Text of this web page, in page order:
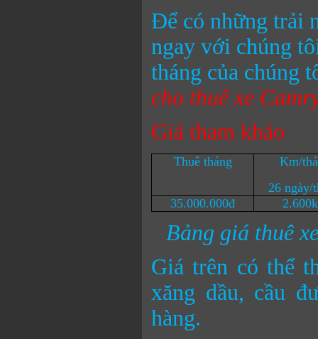
Để có những trải
ngay với chúng
tháng của chúng
cho thuê xe
Giá tham khảo
Thuê tháng
Km/
26 ngày/
35.000.000đ
Bảng giá thuê
Giá trên có thể
xăng dầu, cầu
hàng.